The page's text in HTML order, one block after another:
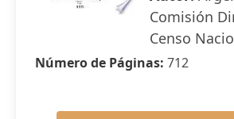
Comisión
Censo
Número de Páginas: 712